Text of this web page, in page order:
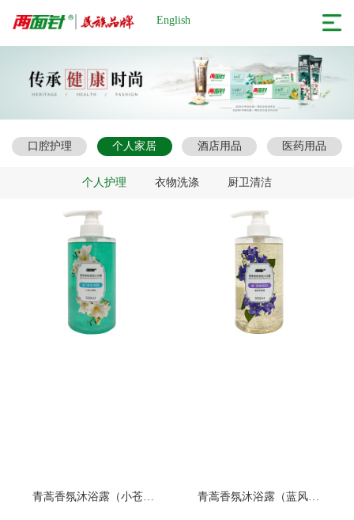
English
口腔护理 个人家居 酒店用品 医药用品
个人护理 衣物洗涤 厨卫清洁
青蒿香氛沐浴露（小苍兰） 青蒿香氛沐浴露（蓝风铃）